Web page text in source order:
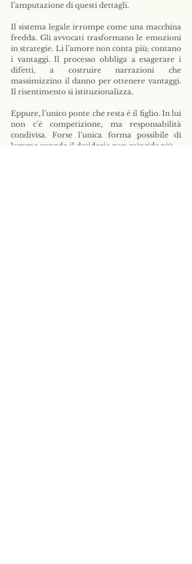
l’amputazione di questi dettagli.
Il sistema legale irrompe come una macchina
fredda. Gli avvocati trasformano le emozioni
in strategie. Lì l’amore non conta più; contano
i vantaggi. Il processo obbliga a esagerare i
difetti, a costruire narrazioni che
massimizzino il danno per ottenere vantaggi.
Il risentimento si istituzionalizza.
Eppure, l’unico ponte che resta è il figlio. In lui
non c’è competizione, ma responsabilità
condivisa. Forse l’unica forma possibile di
legame quando il desiderio non coincide più.